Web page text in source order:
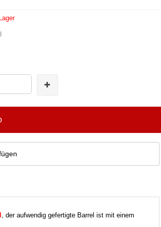
, der aufwendig gefertigte Barrel ist mit einem